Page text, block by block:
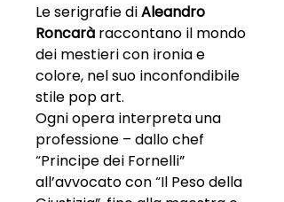
Le serigrafie diAleandro
Roncarà raccontano il mondo
dei mestieri con ironia e
colore, nel suo inconfondibile
stile pop art.
Ogni opera interpreta una
professione – dallo chef
“Principe dei Fornelli”
all’avvocato con “Il Peso della